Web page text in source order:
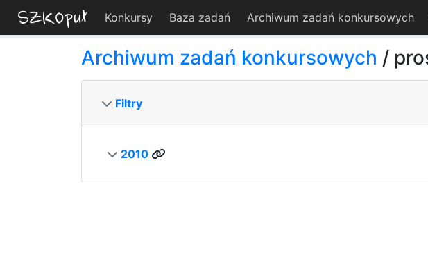
Konkursy Baza zadań Archiwum zadań konkursowych
Archiwum zadań konkursowych /
Filtry
2010